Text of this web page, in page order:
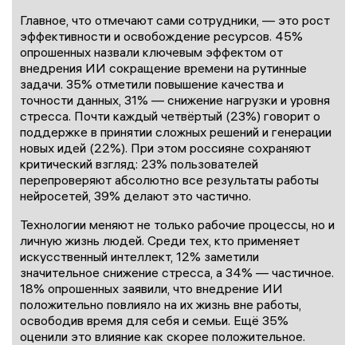
Главное, что отмечают сами сотрудники, — это рост
эффективности и освобождение ресурсов. 45%
опрошенных назвали ключевым эффектом от
внедрения ИИ сокращение времени на рутинные
задачи. 35% отметили повышение качества и
точности данных, 31% — снижение нагрузки и уровня
стресса. Почти каждый четвёртый (23%) говорит о
поддержке в принятии сложных решений и генерации
новых идей (22%). При этом россияне сохраняют
критический взгляд: 23% пользователей
перепроверяют абсолютно все результаты работы
нейросетей, 39% делают это частично.
Технологии меняют не только рабочие процессы, но и
личную жизнь людей. Среди тех, кто применяет
искусственный интеллект, 12% заметили
значительное снижение стресса, а 34% — частичное.
18% опрошенных заявили, что внедрение ИИ
положительно повлияло на их жизнь вне работы,
освободив время для себя и семьи. Ещё 35%
оценили это влияние как скорее положительное.